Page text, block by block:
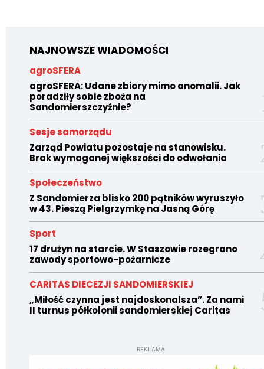
NAJNOWSZE WIADOMOŚCI
agroSFERA
agroSFERA: Udane zbiory mimo anomalii. Jak
poradziły sobie zboża na
Sandomierszczyźnie?
Sesje samorządu
Zarząd Powiatu pozostaje na stanowisku.
Brak wymaganej większości do odwołania
Społeczeństwo
Z Sandomierza blisko 200 pątników wyruszyło
w 43. Pieszą Pielgrzymkę na Jasną Górę
Sport
17 drużyn na starcie. W Staszowie rozegrano
zawody sportowo-pożarnicze
CARITAS DIECEZJI SANDOMIERSKIEJ
„Miłość czynna jest najdoskonalsza”. Za nami
II turnus półkolonii sandomierskiej Caritas
REKLAMA